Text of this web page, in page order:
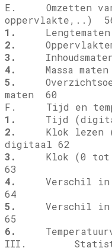
E. Omzetten
oppervlakte,..)
1.
2.
3.
4.
Massa
5.
maten 60
F. Tijd en
1.
Tijd (digitale
2.
Klok lezen
digitaal 62
3.
Klok (0 tot
63
4.
Verschil in
64
5.
Verschil in
65
6.
III.